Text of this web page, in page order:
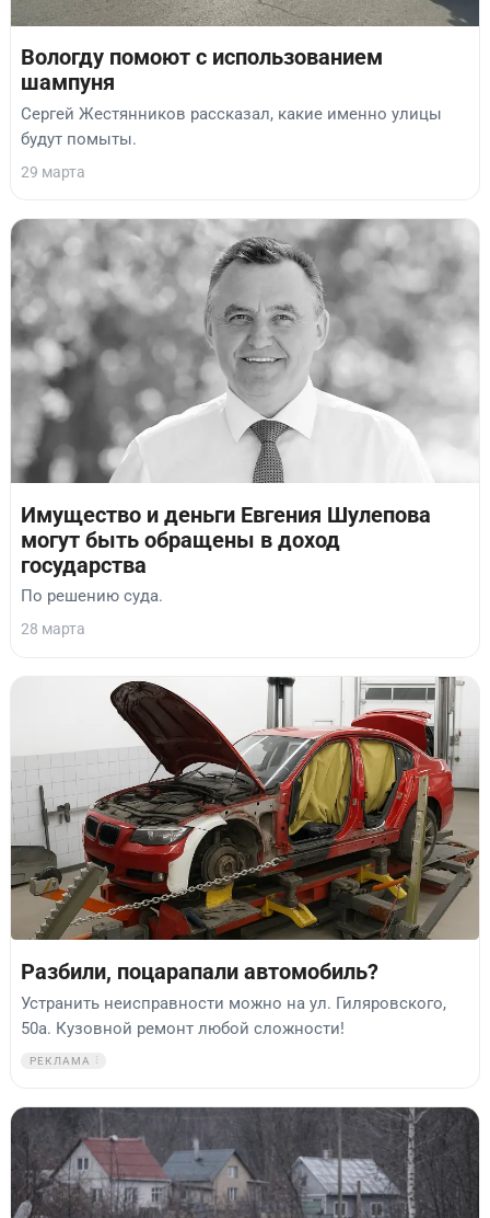
Вологду помоют с использованием
шампуня
Сергей Жестянников рассказал, какие именно улицы
будут помыты.
29 марта
Имущество и деньги Евгения Шулепова
могут быть обращены в доход
государства
По решению суда.
28 марта
Разбили, поцарапали автомобиль?
Устранить неисправности можно на ул. Гиляровского,
50а. Кузовной ремонт любой сложности!
РЕКЛАМА